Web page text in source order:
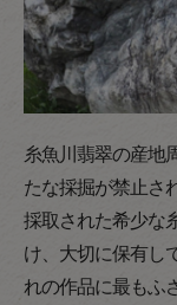
糸魚川翡翠の産地
たな採掘が禁止さ
採取された希少な
け、大切に保有し
れの作品に最もふ